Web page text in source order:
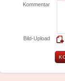
Kommentar
Bild-Upload